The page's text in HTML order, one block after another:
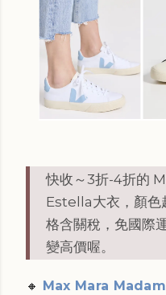
快收～3折-4折的
Estella大衣，顏色
格含關稅，免國際
變高價喔。
🔸
Max Mara